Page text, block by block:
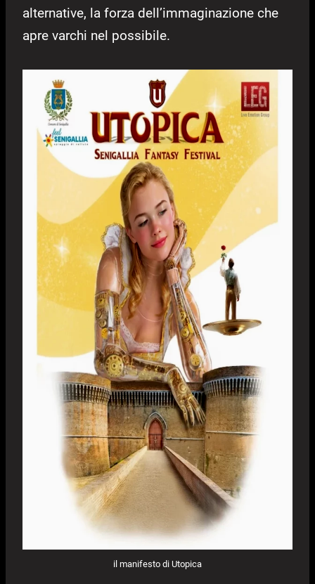
alternative, la forza dell’immaginazione che
apre varchi nel possibile.
il manifesto di Utopica